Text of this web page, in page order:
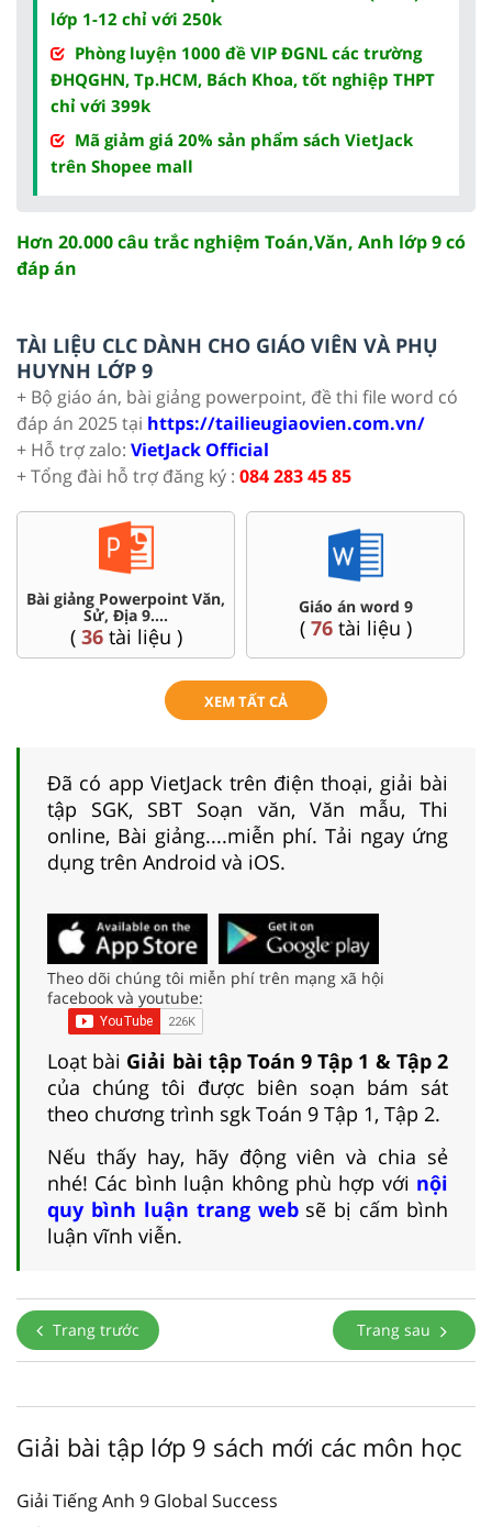
lớp 1-12 chỉ với 250k
Phòng luyện 1000 đề VIP ĐGNL các trường
ĐHQGHN, Tp.HCM, Bách Khoa, tốt nghiệp THPT
chỉ với 399k
Mã giảm giá 20% sản phẩm sách VietJack
trên Shopee mall
Hơn 20.000 câu trắc nghiệm Toán,Văn, Anh lớp 9 có
đáp án
TÀI LIỆU CLC DÀNH CHO GIÁO VIÊN VÀ PHỤ
HUYNH LỚP 9
+ Bộ giáo án, bài giảng powerpoint, đề thi file word có
đáp án 2025 tại https://tailieugiaovien.com.vn/
+ Hỗ trợ zalo: VietJack Official
+ Tổng đài hỗ trợ đăng ký : 084 283 45 85
Chuyên đề dạy thêm Toán,
Lí, Hóa ...9
(77 tài liệu )
Đề thi HSG 9
(9tài liệu )
XEM TẤT CẢ
Đã có app VietJack trên điện thoại, giải bài
tập SGK, SBT Soạn văn, Văn mẫu, Thi
online, Bài giảng....miễn phí. Tải ngay ứng
dụng trên Android và iOS.
Theo dõi chúng tôi miễn phí trên mạng xã hội
facebook và youtube:
Loạt bài Giải bài tập Toán 9 Tập 1 & Tập 2
của chúng tôi được biên soạn bám sát
theo chương trình sgk Toán 9 Tập 1, Tập 2.
Nếu thấy hay, hãy động viên và chia sẻ
nhé! Các bình luận không phù hợp với nội
quy bình luận trang websẽ bị cấm bình
luận vĩnh viễn.
Trang trước Trang sau
Giải bài tập lớp 9 sách mới các môn học
Giải Tiếng Anh 9 Global Success